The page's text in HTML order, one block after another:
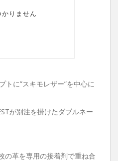
トに”スキモレザー”を中心に
が別注を掛けたダブルネー
の革を専用の接着剤で重ね合